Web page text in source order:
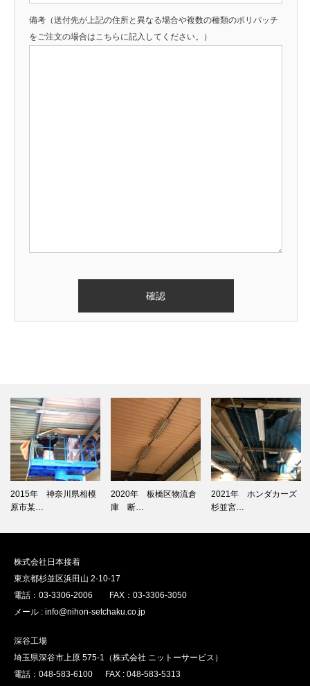
備考（送付先が上記の住所と異なる場合や複数の種類のポリパッチ
をご注文の場合はこちらに記入してください。）
2015年 神奈川県相模
原市某…
2020年 板橋区物流倉
庫 断…
2021年 ホンダカーズ
杉並宮…
株式会社日本接着
東京都杉並区浜田山 2-10-17
電話：03-3306-2006 FAX：03-3306-3050
メール : info@nihon-setchaku.co.jp
深谷工場
埼玉県深谷市上原 575-1（株式会社 ニットーサービス）
電話：048-583-6100 FAX : 048-583-5313